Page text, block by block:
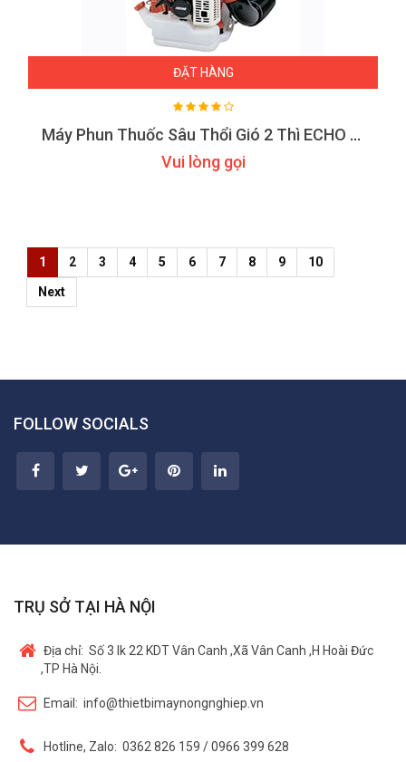
ĐẶT HÀNG
Máy Phun Thuốc Sâu Thổi Gió 2 Thì ECHO DM6110
Vui lòng gọi
1 2 3 4 5 6 7 8 9 10
Next
FOLLOW SOCIALS
TRỤ SỞ TẠI HÀ NỘI
Địa chỉ: Số 3 lk 22 KDT Vân Canh ,Xã Vân Canh ,H Hoài Đức
,TP Hà Nội.
Email: info@thietbimaynongnghiep.vn
Hotline, Zalo: 0362 826 159 / 0966 399 628